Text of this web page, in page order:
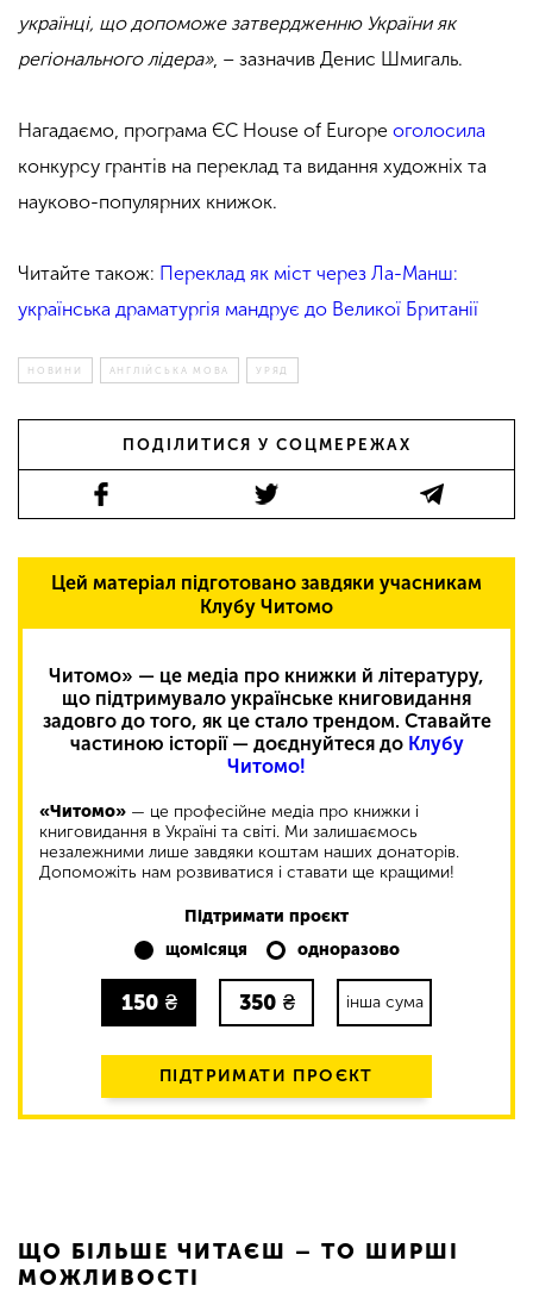
українці, що допоможе затвердженню України як
регіонального лідера», – зазначив Денис Шмигаль.
Нагадаємо, програма ЄС House of Europe оголосила
конкурсу грантів на переклад та видання художніх та
науково-популярних книжок.
Читайте також: Переклад як міст через Ла-Манш:
українська драматургія мандрує до Великої Британії
НОВИНИ АНГЛІЙСЬКА МОВА УРЯД
ПОДІЛИТИСЯ У СОЦМЕРЕЖАХ
Цей матеріал підготовано завдяки учасникам
Клубу Читомо
Читомо» — це медіа про книжки й літературу,
що підтримувало українське книговидання
задовго до того, як це стало трендом. Ставайте
частиною історії — доєднуйтеся до Клубу
Читомо!
«Читомо» — це професійне медіа про книжки і
книговидання в Україні та світі. Ми залишаємось
незалежними лише завдяки коштам наших донаторів.
Допоможіть нам розвиватися і ставати ще кращими!
Підтримати проєкт
щомісяця
одноразово
150 ₴ 350 ₴ інша сума
ПІДТРИМАТИ ПРОЄКТ
ЩО БІЛЬШЕ ЧИТАЄШ – ТО ШИРШІ
МОЖЛИВОСТІ